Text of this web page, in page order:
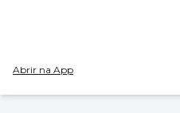
Abrir na App